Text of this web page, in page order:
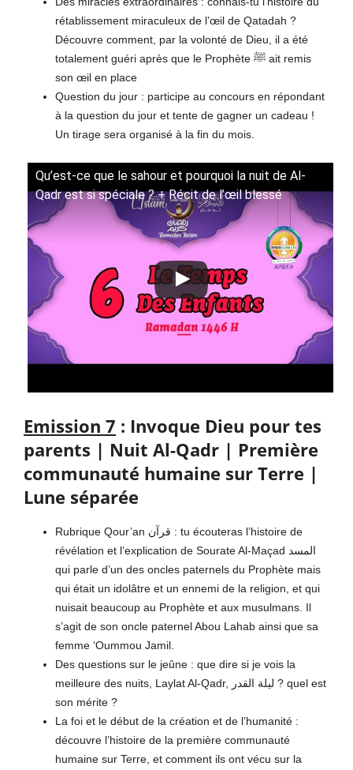
rétablissement miraculeux de l’œil de Qatadah ?
Découvre comment, par la volonté de Dieu, il a été
totalement guéri après que le Prophète ﷺ ait remis
son œil en place
Question du jour : participe au concours en répondant
à la question du jour et tente de gagner un cadeau !
Un tirage sera organisé à la fin du mois.
Qu’est-ce que le sahour et pourquoi la nuit de Al-
Qadr est si spéciale ? + Récit de l’œil blessé
Emission 7 : Invoque Dieu pour tes
parents | Nuit Al-Qadr | Première
communauté humaine sur Terre |
Lune séparée
Rubrique Qour’an قرآن : tu écouteras l’histoire de
révélation et l’explication de Sourate Al-Maçad المسد
qui parle d’un des oncles paternels du Prophète mais
qui était un idolâtre et un ennemi de la religion, et qui
nuisait beaucoup au Prophète et aux musulmans. Il
s’agit de son oncle paternel Abou Lahab ainsi que sa
femme ‘Oummou Jamil.
Des questions sur le jeûne : que dire si je vois la
meilleure des nuits, Laylat Al-Qadr, ليلة القدر ? quel est
son mérite ?
La foi et le début de la création et de l’humanité :
découvre l’histoire de la première communauté
humaine sur Terre, et comment ils ont vécu sur la